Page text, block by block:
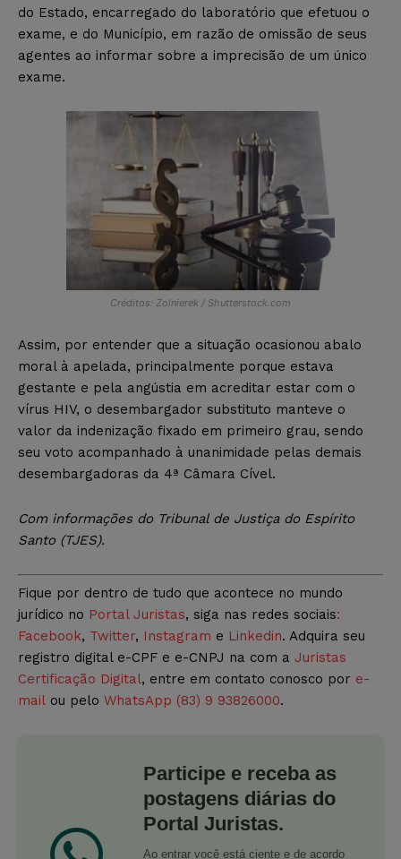
do Estado, encarregado do laboratório que efetuou o
exame, e do Município, em razão de omissão de seus
agentes ao informar sobre a imprecisão de um único
exame.
Créditos: Zolnierek / Shutterstock.com
Assim, por entender que a situação ocasionou abalo
moral à apelada, principalmente porque estava
gestante e pela angústia em acreditar estar com o
vírus HIV, o desembargador substituto manteve o
valor da indenização fixado em primeiro grau, sendo
seu voto acompanhado à unanimidade pelas demais
desembargadoras da 4ª Câmara Cível.
Com informações do Tribunal de Justiça do Espírito
Santo (TJES).
Fique por dentro de tudo que acontece no mundo
jurídico no Portal Juristas, siga nas redes sociais:
Facebook, Twitter, Instagram e Linkedin. Adquira seu
registro digital e-CPF e e-CNPJ na com a Juristas
Certificação Digital, entre em contato conosco por e-
mail ou pelo WhatsApp (83) 9 93826000.
Participe e receba as
postagens diárias do
Portal Juristas.
Ao entrar você está ciente e de acordo